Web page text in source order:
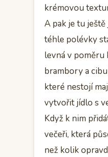
krémovou
A pak je tu
téhle polévky
levná v poměru
brambory a
které nestojí
vytvořit jídlo s
Když k nim
večeři, která
než kolik